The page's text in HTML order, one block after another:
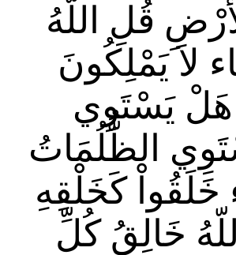
قُلِ اللّهُ
لاَ يَمْلِكُونَ
هَلْ يَسْتَوِي
الظُّلُمَاتُ
خَلَقُواْ كَخَلْقِهِ
خَالِقُ كُلِّ